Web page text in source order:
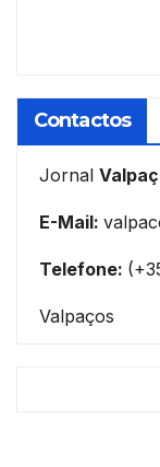
Contactos
Jornal
E-Mail:
Telefone:
Valpaços